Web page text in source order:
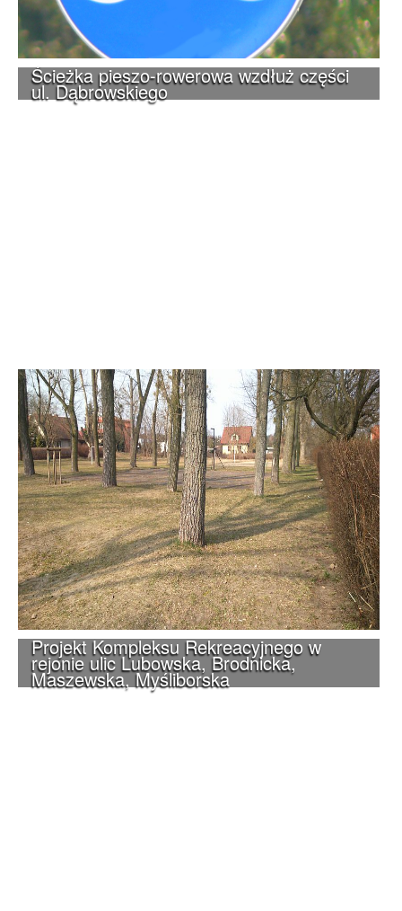
Ścieżka pieszo-rowerowa wzdłuż części
ul. Dąbrowskiego
Projekt Kompleksu Rekreacyjnego w
rejonie ulic Lubowska, Brodnicka,
Maszewska, Myśliborska